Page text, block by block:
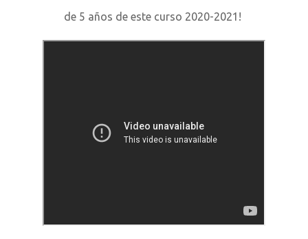
de 5 años de este curso 2020-2021!